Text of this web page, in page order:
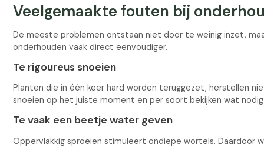
Veelgemaakte fouten bij
De meeste problemen ontstaan niet door te weinig inzet,
onderhouden vaak direct eenvoudiger.
Te rigoureus snoeien
Planten die in één keer hard worden teruggezet, herstellen
snoeien op het juiste moment en per soort bekijken wat nodig
Te vaak een beetje water geven
Oppervlakkig sproeien stimuleert ondiepe wortels. Daardoor